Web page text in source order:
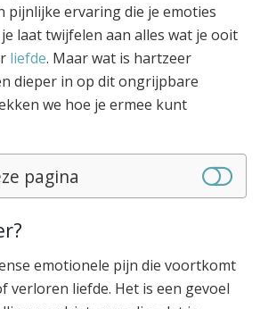
pijnlijke ervaring die je emoties
laat twijfelen aan alles wat je ooit
liefde. Maar wat is hartzeer
dieper in op dit ongrijpbare
we hoe je ermee kunt
pagina
emotionele pijn die voortkomt
verloren liefde. Het is een gevoel